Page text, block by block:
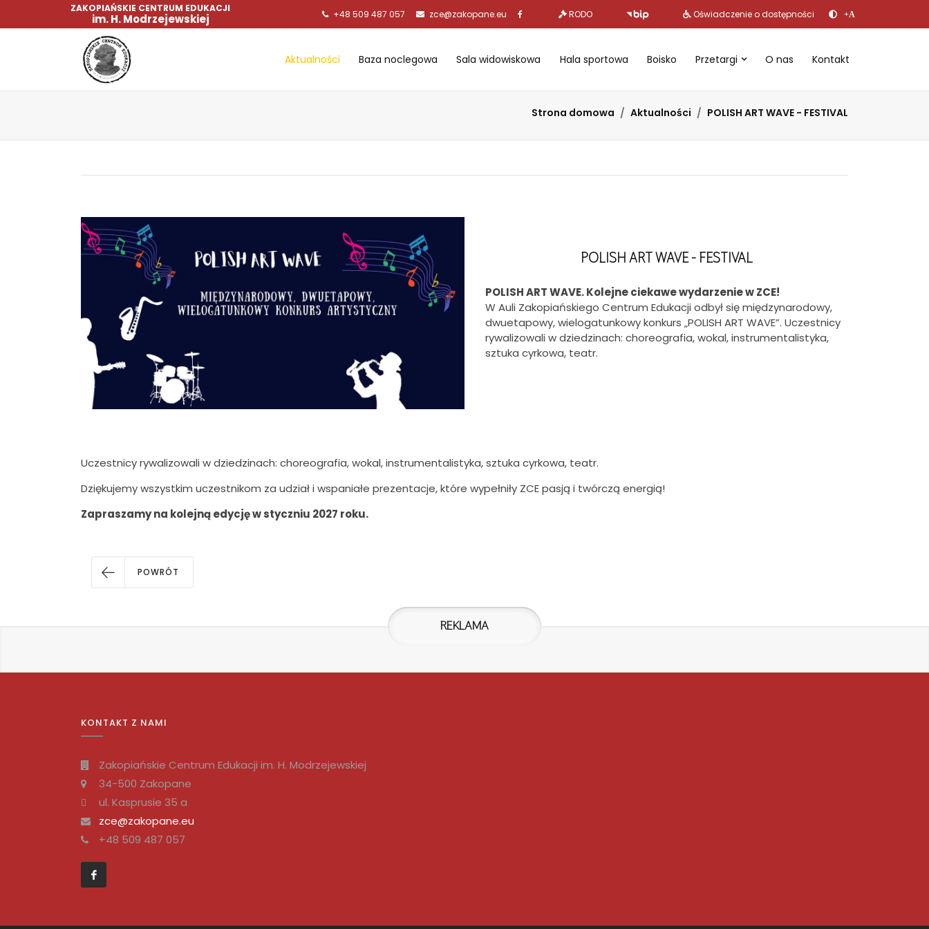
ZAKOPIAŃSKIE CENTRUM EDUKACJI
im. H. Modrzejewskiej +48 509 487 057 zce@zakopane.eu RODO Oświadczenie o dostępności +A
Aktualności Baza noclegowa Sala widowiskowa Hala sportowa Boisko Przetargi O nas Kontakt
Strona domowa Aktualności POLISH ART WAVE - FESTIVAL
POLISH ART WAVE - FESTIVAL
POLISH ART WAVE.Kolejne ciekawe wydarzenie w ZCE!
W Auli Zakopiańskiego Centrum Edukacji odbył się międzynarodowy,
dwuetapowy, wielogatunkowy konkurs „POLISH ART WAVE”. Uczestnicy
rywalizowali w dziedzinach: choreografia, wokal, instrumentalistyka,
sztuka cyrkowa, teatr.
Uczestnicy rywalizowali w dziedzinach: choreografia, wokal, instrumentalistyka, sztuka cyrkowa, teatr.
Dziękujemy wszystkim uczestnikom za udział i wspaniałe prezentacje, które wypełniły ZCE pasją i twórczą energią!
Zapraszamy na kolejną edycję w styczniu 2027 roku.
POWRÓT
REKLAMA
KONTAKT Z NAMI
Zakopiańskie Centrum Edukacji im. H. Modrzejewskiej
34-500 Zakopane
ul. Kasprusie 35 a
zce@zakopane.eu
+48 509 487 057